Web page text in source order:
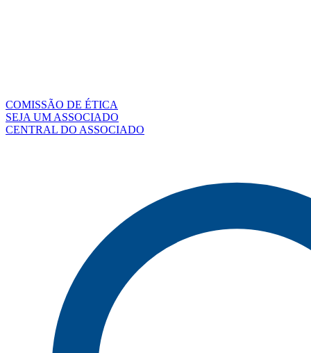
COMISSÃO DE ÉTICA
SEJA UM ASSOCIADO
CENTRAL DO ASSOCIADO